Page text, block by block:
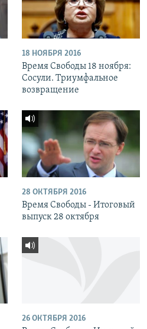
18 НОЯБРЯ 2016
Время Свободы 18 ноября:
Сосули. Триумфальное
возвращение
28 ОКТЯБРЯ 2016
Время Свободы - Итоговый
выпуск 28 октября
26 ОКТЯБРЯ 2016